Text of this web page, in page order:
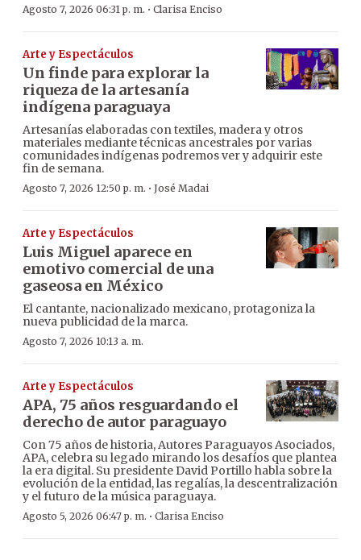
Agosto 7, 2026 06:31 p. m. · Clarisa Enciso
Arte y Espectáculos
Un finde para explorar la
riqueza de la artesanía
indígena paraguaya
Artesanías elaboradas con textiles, madera y otros
materiales mediante técnicas ancestrales por varias
comunidades indígenas podremos ver y adquirir este
fin de semana.
Agosto 7, 2026 12:50 p. m. · José Madai
Arte y Espectáculos
Luis Miguel aparece en
emotivo comercial de una
gaseosa en México
El cantante, nacionalizado mexicano, protagoniza la
nueva publicidad de la marca.
Agosto 7, 2026 10:13 a. m.
Arte y Espectáculos
APA, 75 años resguardando el
derecho de autor paraguayo
Con 75 años de historia, Autores Paraguayos Asociados,
APA, celebra su legado mirando los desafíos que plantea
la era digital. Su presidente David Portillo habla sobre la
evolución de la entidad, las regalías, la descentralización
y el futuro de la música paraguaya.
Agosto 5, 2026 06:47 p. m. · Clarisa Enciso